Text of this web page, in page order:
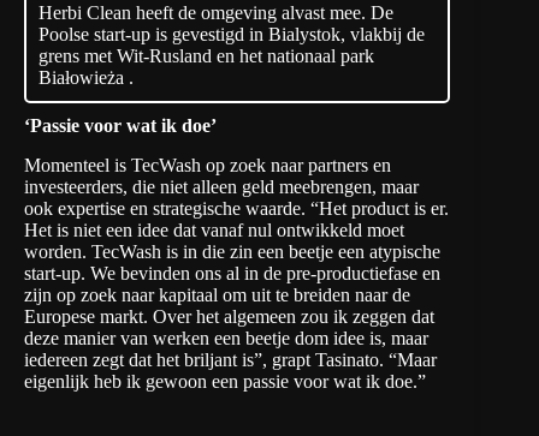
Herbi Clean heeft de omgeving alvast mee. De
Poolse start-up is gevestigd in Bialystok, vlakbij de
grens met Wit-Rusland en het nationaal park
Białowieża .
‘Passie voor wat ik doe’
Momenteel is TecWash op zoek naar partners en
investeerders, die niet alleen geld meebrengen, maar
ook expertise en strategische waarde. “Het product is er.
Het is niet een idee dat vanaf nul ontwikkeld moet
worden. TecWash is in die zin een beetje een atypische
start-up. We bevinden ons al in de pre-productiefase en
zijn op zoek naar kapitaal om uit te breiden naar de
Europese markt. Over het algemeen zou ik zeggen dat
deze manier van werken een beetje dom idee is, maar
iedereen zegt dat het briljant is”, grapt Tasinato. “Maar
eigenlijk heb ik gewoon een passie voor wat ik doe.”